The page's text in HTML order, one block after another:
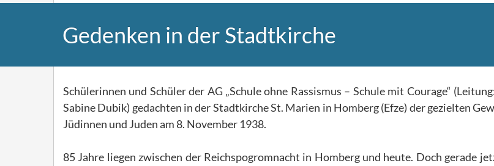
Gedenken in der Stadtkirche
Schülerinnen und Schüler der AG „Schule ohne Rassismus – Schule mit Courage“
Sabine Dubik) gedachten in der Stadtkirche St. Marien in Homberg (Efze) der gezielten
Jüdinnen und Juden am 8. November 1938.
85 Jahre liegen zwischen der Reichspogromnacht in Homberg und heute. Doch gerade